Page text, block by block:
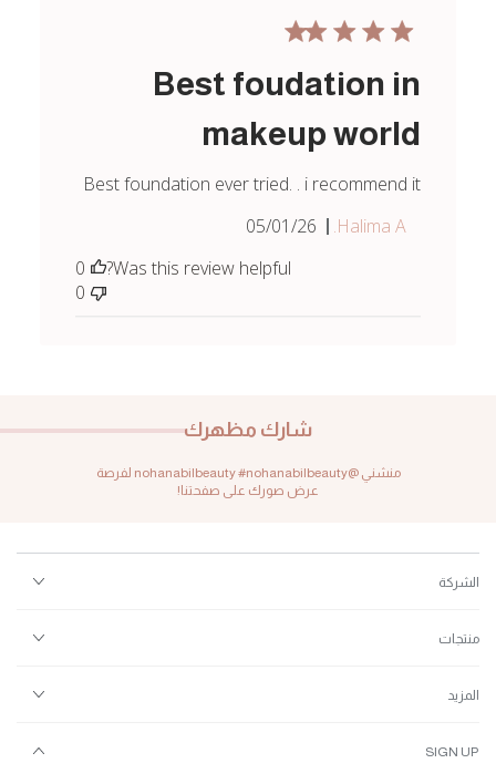
Best foudation in
makeup world
Best foundation ever tried. . i recommend it
Halima A.
Published05/01/26
Was this review helpful?
0
0
شارك مظهرك
منشني @nohanabilbeauty #nohanabilbeauty لفرصة
عرض صورك على صفحتنا!
الشركة
منتجات
المزيد
SIGN UP